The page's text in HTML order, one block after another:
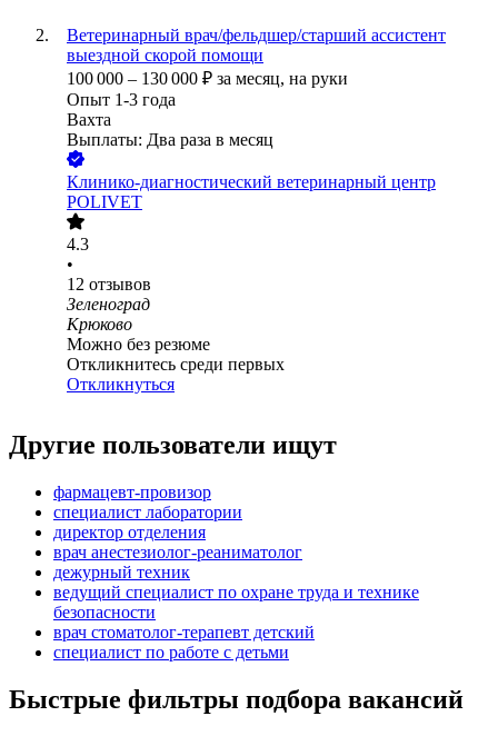
Ветеринарный врач/фельдшер/старший ассистент
выездной скорой помощи
100 000 – 130 000 ₽ за месяц, на руки
Опыт 1-3 года
Вахта
Выплаты: Два раза в месяц
Клинико-диагностический ветеринарный центр
POLIVET
4.3
•
12 отзывов
Зеленоград
Крюково
Можно без резюме
Откликнитесь среди первых
Откликнуться
Другие пользователи ищут
фармацевт-провизор
специалист лаборатории
директор отделения
врач анестезиолог-реаниматолог
дежурный техник
ведущий специалист по охране труда и технике
безопасности
врач стоматолог-терапевт детский
специалист по работе с детьми
Быстрые фильтры подбора вакансий